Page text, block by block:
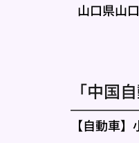
山口県山
「中国
【自動車